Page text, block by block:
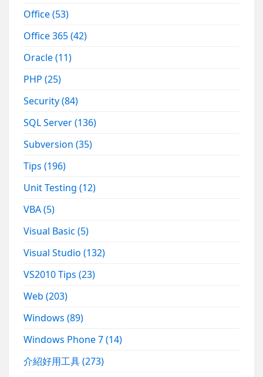
Office(53)
Office 365(42)
Oracle(11)
PHP(25)
Security(84)
SQL Server(136)
Subversion(35)
Tips(196)
Unit Testing(12)
VBA(5)
Visual Basic(5)
Visual Studio(132)
VS2010 Tips(23)
Web(203)
Windows(89)
Windows Phone 7(14)
介紹好用工具(273)